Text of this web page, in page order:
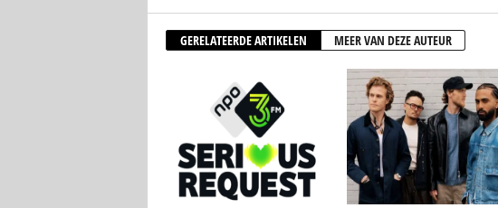
GERELATEERDE ARTIKELEN MEER VAN DEZE AUTEUR